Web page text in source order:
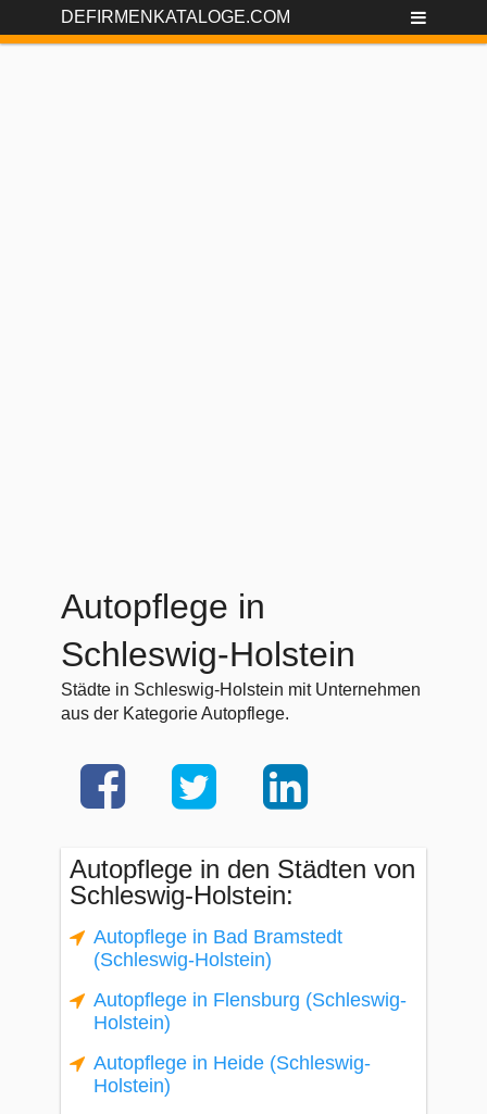
DEFIRMENKATALOGE.COM
Autopflege in
Schleswig-Holstein
Städte in Schleswig-Holstein mit Unternehmen
aus der Kategorie Autopflege.
Autopflege in den Städten von
Schleswig-Holstein:
Autopflege in Bad Bramstedt
(Schleswig-Holstein)
Autopflege in Flensburg (Schleswig-
Holstein)
Autopflege in Heide (Schleswig-
Holstein)